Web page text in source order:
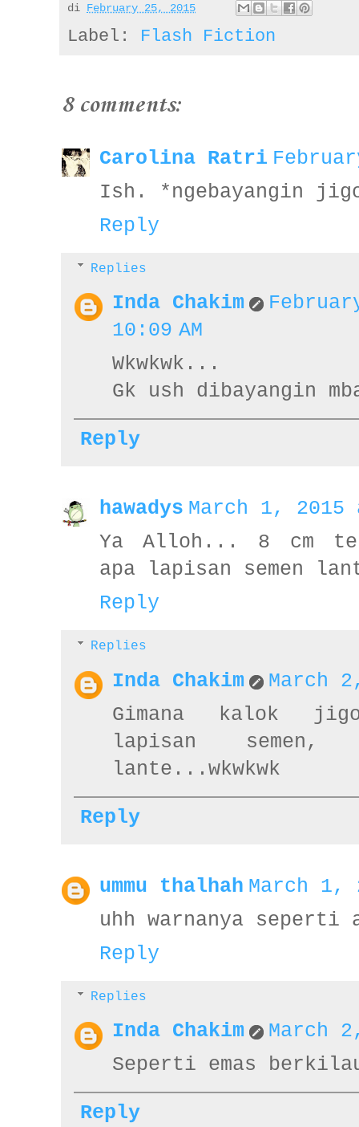
di February 25, 2015
Label: Flash Fiction
8 comments:
Carolina Ratri
Ish. *ngebayangin
Reply
Replies
Inda Chakim
10:09 AM
Wkwkwk...
Gk ush dibayangin
Reply
hawadys March 1, 2015
Ya Alloh... 8 cm
apa lapisan semen
Reply
Replies
Inda Chakim
March
Gimana kalok
lapisan
lante...wkwkwk
Reply
ummu thalhah March 1,
uhh warnanya
Reply
Replies
Inda Chakim
March
Seperti emas
Reply